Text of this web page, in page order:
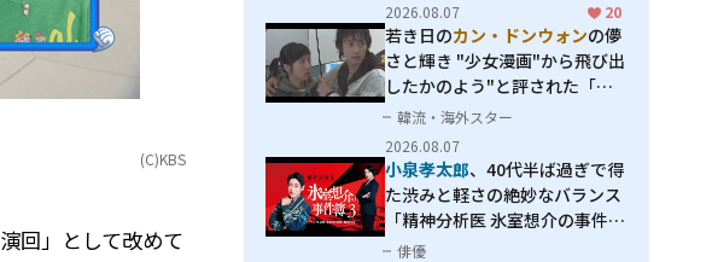
(C)KBS
回」として改めて
2026.08.07
20
若き日のカン・ドンウォンの儚
さと輝き "少女漫画"から飛び出
したかのよう"と評された「オ
オカミの誘惑」
韓流・海外スター
2026.08.07
小泉孝太郎、40代半ば過ぎで得
た渋みと軽さの絶妙なバランス
「精神分析医 氷室想介の事件簿
３」で見せる進化
俳優